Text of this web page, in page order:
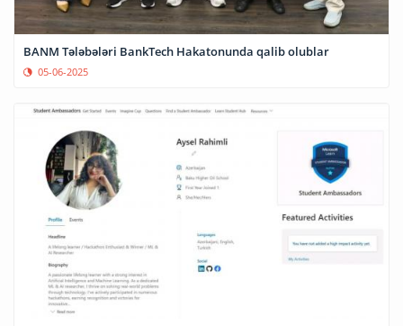
BANM Tələbələri BankTech Hakatonunda qalib olublar
05-06-2025